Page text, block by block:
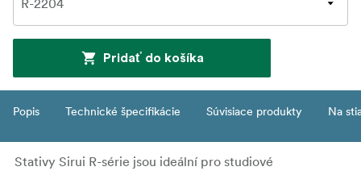
Pridať do košíka
Popis Technické špecifikácie Súvisiace produkty Na
Stativy Sirui R-série jsou ideální pro studiové